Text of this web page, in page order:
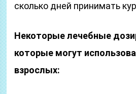
сколько дней принимать
Некоторые лечебные
которые могут
взрослых: